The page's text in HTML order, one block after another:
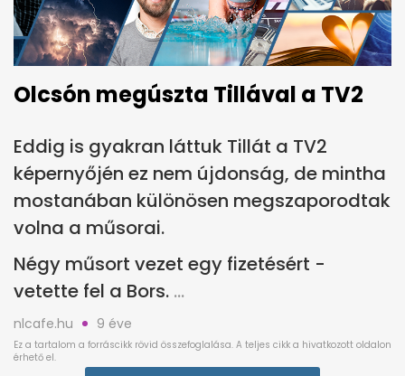
Olcsón megúszta Tillával a TV2
Eddig is gyakran láttuk Tillát a TV2
képernyőjén ez nem újdonság, de mintha
mostanában különösen megszaporodtak
volna a műsorai.
Négy műsort vezet egy fizetésért -
vetette fel a Bors.
nlcafe.hu 9 éve